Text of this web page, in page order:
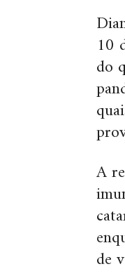
10
do
A
de